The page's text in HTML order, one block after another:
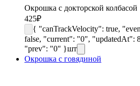
Окрошка с докторской колбасой
425₽
{ "canTrackVelocity": true,
false, "current": "0", "updatedAt":
"prev": "0" }шт
Окрошка с говядиной